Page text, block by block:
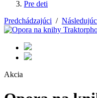
Pre deti
Predchádzajúci /
Akcia